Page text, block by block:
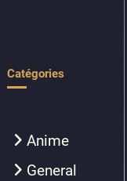
Catégories
Anime
General